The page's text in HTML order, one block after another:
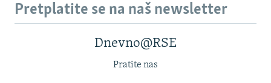
Pretplatite se na naš newsletter
Dnevno@RSE
Pratite nas